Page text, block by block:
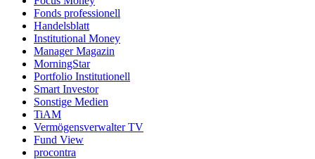
Fonds professionell
Handelsblatt
Institutional Money
Manager Magazin
MorningStar
Portfolio Institutionell
Smart Investor
Sonstige Medien
TiAM
Vermögensverwalter TV
Fund View
procontra